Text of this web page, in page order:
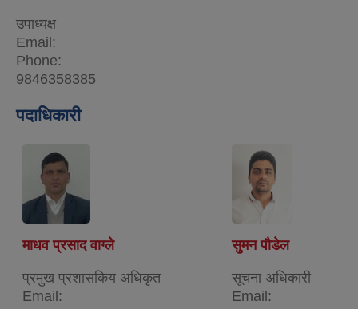
उपाध्यक्ष
Email:
Phone:
9846358385
पदाधिकारी
माधव प्रसाद वाग्ले
प्रमुख प्रशासकिय अधिकृत
Email:
सुमन पौडेल
सूचना अधिकारी
Email: